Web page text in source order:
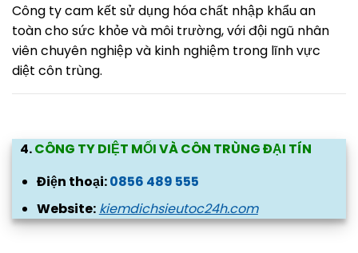
Công ty cam kết sử dụng hóa chất nhập khẩu an
toàn cho sức khỏe và môi trường, với đội ngũ nhân
viên chuyên nghiệp và kinh nghiệm trong lĩnh vực
diệt côn trùng.
4.CÔNG TY DIỆT MỐI VÀ CÔN TRÙNG ĐẠI TÍN
Điện thoại:0856 489 555
Website: kiemdichsieutoc24h.com